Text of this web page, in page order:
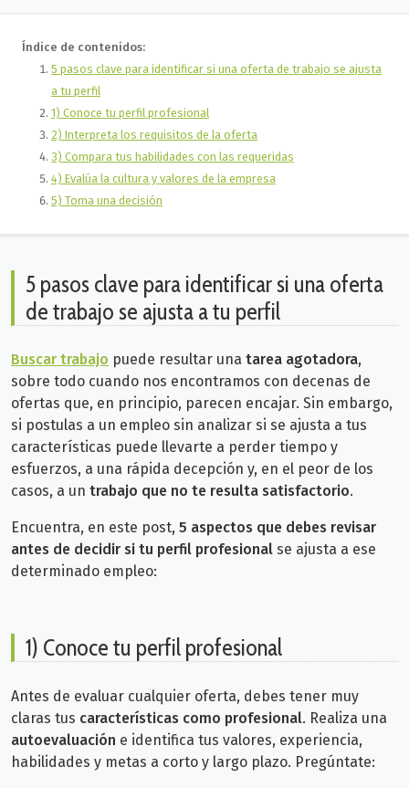
Índice de contenidos:
5 pasos clave para identificar si una oferta de trabajo se ajusta
a tu perfil
1) Conoce tu perfil profesional
2) Interpreta los requisitos de la oferta
3) Compara tus habilidades con las requeridas
4) Evalúa la cultura y valores de la empresa
5) Toma una decisión
5 pasos clave para identificar si una oferta
de trabajo se ajusta a tu perfil
Buscar trabajo puede resultar una tarea agotadora,
sobre todo cuando nos encontramos con decenas de
ofertas que, en principio, parecen encajar. Sin embargo,
si postulas a un empleo sin analizar si se ajusta a tus
características puede llevarte a perder tiempo y
esfuerzos, a una rápida decepción y, en el peor de los
casos, a un trabajo que no te resulta satisfactorio.
Encuentra, en este post, 5 aspectos que debes revisar
antes de decidir si tu perfil profesional se ajusta a ese
determinado empleo:
1) Conoce tu perfil profesional
Antes de evaluar cualquier oferta, debes tener muy
claras tus características como profesional. Realiza una
autoevaluación e identifica tus valores, experiencia,
habilidades y metas a corto y largo plazo. Pregúntate: